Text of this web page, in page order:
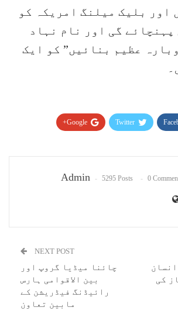
اور بلیک میلنگ امریکہ کو
گی اور نام نہاد
عظیم بنائیں” کو ایک
Twitter
Google+
Admin 5295 Posts 0
چین، شینزو-20 انسان
کی
NEXT POST
چائنا میڈیا گروپ اور
بین الاقوامی ہارس
رائیڈنگ فیڈریشن کے
مابین تعاون